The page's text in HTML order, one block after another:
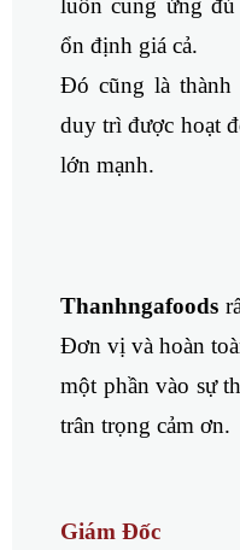
luôn cung ứng
ổn định giá cả.
Đó cũng là thành
duy trì được hoạt
lớn mạnh.
Thanhngafoods
Đơn vị và hoàn
một phần vào sự
trân trọng cảm ơn.
Giám Đốc